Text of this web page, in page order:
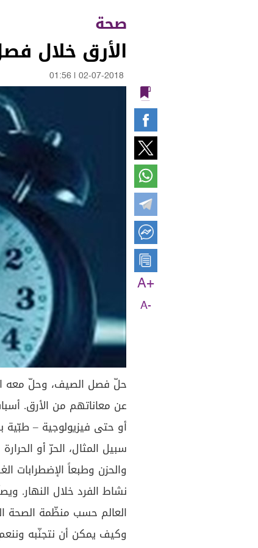
صحة
الأرق خلال
02-07-2018
01:56
A+
A-
حلّ فصل الصيف، وحلّ معه
عن معاناتهم من الأرق.
أو حتى فيزيولوجية – طبّية
سبيل المثال، الحرّ أو
والحزن وطبعاً الإضطرابات
نشاط الفرد خلال النهار.
العالم حسب منظّمة الصحة
وكيف يمكن أن نتجنّبه